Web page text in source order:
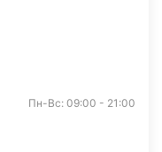
Пн-Вс: 09:00 - 21:00